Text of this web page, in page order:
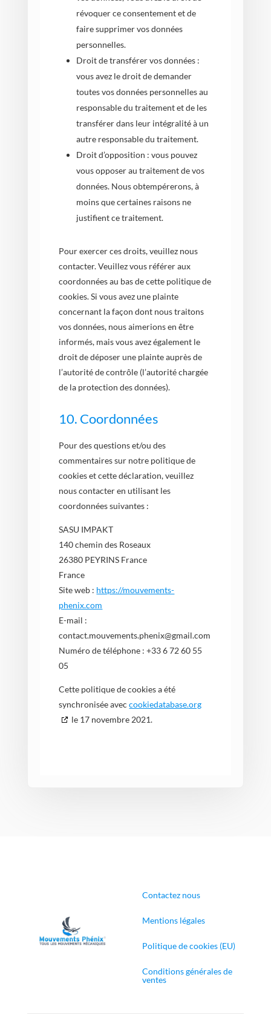
révoquer ce consentement et de
faire supprimer vos données
personnelles.
Droit de transférer vos données :
vous avez le droit de demander
toutes vos données personnelles au
responsable du traitement et de les
transférer dans leur intégralité à un
autre responsable du traitement.
Droit d’opposition : vous pouvez
vous opposer au traitement de vos
données. Nous obtempérerons, à
moins que certaines raisons ne
justifient ce traitement.
Pour exercer ces droits, veuillez nous
contacter. Veuillez vous référer aux
coordonnées au bas de cette politique de
cookies. Si vous avez une plainte
concernant la façon dont nous traitons
vos données, nous aimerions en être
informés, mais vous avez également le
droit de déposer une plainte auprès de
l’autorité de contrôle (l’autorité chargée
de la protection des données).
10. Coordonnées
Pour des questions et/ou des
commentaires sur notre politique de
cookies et cette déclaration, veuillez
nous contacter en utilisant les
coordonnées suivantes :
SASU IMPAKT
140 chemin des Roseaux
26380 PEYRINS France
France
Site web : https://mouvements-
phenix.com
E-mail :
contact.mouvements.phenix@gmail.com
Numéro de téléphone : +33 6 72 60 55
05
Cette politique de cookies a été
synchronisée aveccookiedatabase.org
le 17 novembre 2021.
Contactez nous
Mentions légales
Politique de cookies (EU)
Conditions générales de
ventes